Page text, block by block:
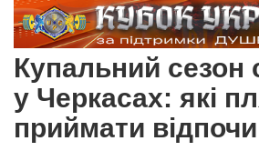
Купальний сезон
у Черкасах: які
приймати